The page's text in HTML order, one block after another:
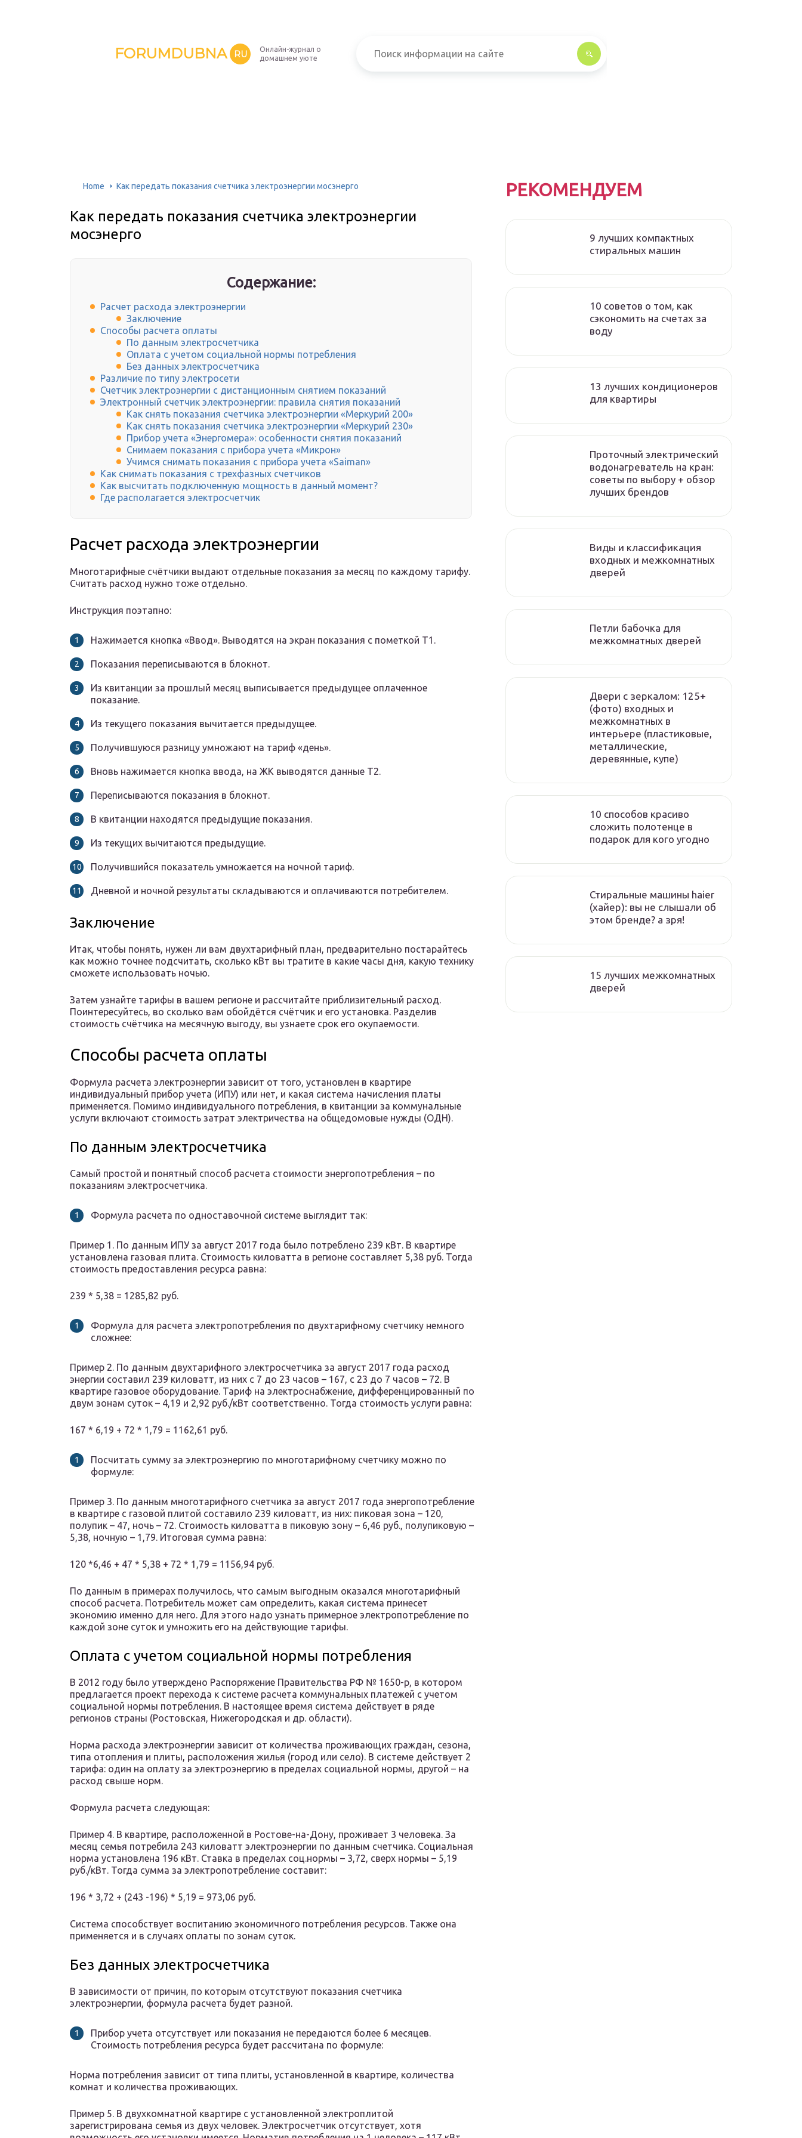
FORUMDUBNA RU
Онлайн-журнал о
домашнем уюте
Home Как передать показания счетчика электроэнергии мосэнерго
Как передать показания счетчика электроэнергии
мосэнерго
Содержание:
Расчет расхода электроэнергии
Заключение
Способы расчета оплаты
По данным электросчетчика
Оплата с учетом социальной нормы потребления
Без данных электросчетчика
Различие по типу электросети
Счетчик электроэнергии с дистанционным снятием показаний
Электронный счетчик электроэнергии: правила снятия показаний
Как снять показания счетчика электроэнергии «Меркурий 200»
Как снять показания счетчика электроэнергии «Меркурий 230»
Прибор учета «Энергомера»: особенности снятия показаний
Снимаем показания с прибора учета «Микрон»
Учимся снимать показания с прибора учета «Saiman»
Как снимать показания с трехфазных счетчиков
Как высчитать подключенную мощность в данный момент?
Где располагается электросчетчик
Расчет расхода электроэнергии
Многотарифные счётчики выдают отдельные показания за месяц по каждому тарифу.
Считать расход нужно тоже отдельно.
Инструкция поэтапно:
Нажимается кнопка «Ввод». Выводятся на экран показания с пометкой Т1.
Показания переписываются в блокнот.
Из квитанции за прошлый месяц выписывается предыдущее оплаченное
показание.
Из текущего показания вычитается предыдущее.
Получившуюся разницу умножают на тариф «день».
Вновь нажимается кнопка ввода, на ЖК выводятся данные Т2.
Переписываются показания в блокнот.
В квитанции находятся предыдущие показания.
Из текущих вычитаются предыдущие.
Получившийся показатель умножается на ночной тариф.
Дневной и ночной результаты складываются и оплачиваются потребителем.
Заключение
Итак, чтобы понять, нужен ли вам двухтарифный план, предварительно постарайтесь
как можно точнее подсчитать, сколько кВт вы тратите в какие часы дня, какую технику
сможете использовать ночью.
Затем узнайте тарифы в вашем регионе и рассчитайте приблизительный расход.
Поинтересуйтесь, во сколько вам обойдётся счётчик и его установка. Разделив
стоимость счётчика на месячную выгоду, вы узнаете срок его окупаемости.
Способы расчета оплаты
Формула расчета электроэнергии зависит от того, установлен в квартире
индивидуальный прибор учета (ИПУ) или нет, и какая система начисления платы
применяется. Помимо индивидуального потребления, в квитанции за коммунальные
услуги включают стоимость затрат электричества на общедомовые нужды (ОДН).
По данным электросчетчика
Самый простой и понятный способ расчета стоимости энергопотребления – по
показаниям электросчетчика.
Формула расчета по одноставочной системе выглядит так:
Пример 1. По данным ИПУ за август 2017 года было потреблено 239 кВт. В квартире
установлена газовая плита. Стоимость киловатта в регионе составляет 5,38 руб. Тогда
стоимость предоставления ресурса равна:
239 * 5,38 = 1285,82 руб.
Формула для расчета электропотребления по двухтарифному счетчику немного
сложнее:
Пример 2. По данным двухтарифного электросчетчика за август 2017 года расход
энергии составил 239 киловатт, из них с 7 до 23 часов – 167, с 23 до 7 часов – 72. В
квартире газовое оборудование. Тариф на электроснабжение, дифференцированный по
двум зонам суток – 4,19 и 2,92 руб./кВт соответственно. Тогда стоимость услуги равна:
167 * 6,19 + 72 * 1,79 = 1162,61 руб.
Посчитать сумму за электроэнергию по многотарифному счетчику можно по
формуле:
Пример 3. По данным многотарифного счетчика за август 2017 года энергопотребление
в квартире с газовой плитой составило 239 киловатт, из них: пиковая зона – 120,
полупик – 47, ночь – 72. Стоимость киловатта в пиковую зону – 6,46 руб., полупиковую –
5,38, ночную – 1,79. Итоговая сумма равна:
120 *6,46 + 47 * 5,38 + 72 * 1,79 = 1156,94 руб.
По данным в примерах получилось, что самым выгодным оказался многотарифный
способ расчета. Потребитель может сам определить, какая система принесет
экономию именно для него. Для этого надо узнать примерное электропотребление по
каждой зоне суток и умножить его на действующие тарифы.
Оплата с учетом социальной нормы потребления
В 2012 году было утверждено Распоряжение Правительства РФ № 1650-р, в котором
предлагается проект перехода к системе расчета коммунальных платежей с учетом
социальной нормы потребления. В настоящее время система действует в ряде
регионов страны (Ростовская, Нижегородская и др. области).
Норма расхода электроэнергии зависит от количества проживающих граждан, сезона,
типа отопления и плиты, расположения жилья (город или село). В системе действует 2
тарифа: один на оплату за электроэнергию в пределах социальной нормы, другой – на
расход свыше норм.
Формула расчета следующая:
Пример 4. В квартире, расположенной в Ростове-на-Дону, проживает 3 человека. За
месяц семья потребила 243 киловатт электроэнергии по данным счетчика. Социальная
норма установлена 196 кВт. Ставка в пределах соц.нормы – 3,72, сверх нормы – 5,19
руб./кВт. Тогда сумма за электропотребление составит:
196 * 3,72 + (243 -196) * 5,19 = 973,06 руб.
Система способствует воспитанию экономичного потребления ресурсов. Также она
применяется и в случаях оплаты по зонам суток.
Без данных электросчетчика
В зависимости от причин, по которым отсутствуют показания счетчика
электроэнергии, формула расчета будет разной.
Прибор учета отсутствует или показания не передаются более 6 месяцев.
Стоимость потребления ресурса будет рассчитана по формуле:
Норма потребления зависит от типа плиты, установленной в квартире, количества
комнат и количества проживающих.
Пример 5. В двухкомнатной квартире с установленной электроплитой
зарегистрирована семья из двух человек. Электросчетчик отсутствует, хотя
РЕКОМЕНДУЕМ
9 лучших компактных
стиральных машин
10 советов о том, как
сэкономить на счетах за
воду
13 лучших кондиционеров
для квартиры
Проточный электрический
водонагреватель на кран:
советы по выбору + обзор
лучших брендов
Виды и классификация
входных и межкомнатных
дверей
Петли бабочка для
межкомнатных дверей
Двери с зеркалом: 125+
(фото) входных и
межкомнатных в
интерьере (пластиковые,
металлические,
деревянные, купе)
10 способов красиво
сложить полотенце в
подарок для кого угодно
Стиральные машины haier
(хайер): вы не слышали об
этом бренде? а зря!
15 лучших межкомнатных
дверей